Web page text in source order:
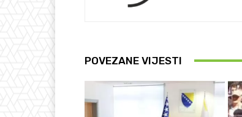
POVEZANE VIJESTI